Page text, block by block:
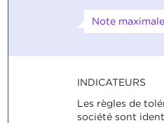
Note
INDICATEURS
Les règles de
société sont